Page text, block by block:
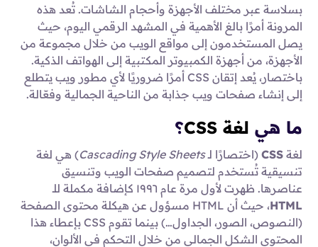
بسلاسة عبر مختلف الأجهزة وأحجام الشاشات. تُعد هذه
المرونة أمرًا بالغ الأهمية في المشهد الرقمي اليوم، حيث
يصل المستخدمون إلى مواقع الويب من خلال مجموعة من
الأجهزة، من أجهزة الكمبيوتر المكتبية إلى الهواتف الذكية.
باختصار، يُعد إتقان CSS أمرًا ضروريًا لأي مطور ويب يتطلع
إلى إنشاء صفحات ويب جذابة من الناحية الجمالية وفعّالة.
ما هي لغة CSS ؟
لغةCSS (اختصارًا لـCascading Style Sheets) هي لغة
تنسيقية تُستخدم لتصميم صفحات الويب وتنسيق
عناصرها. ظهرت لأول مرة عام ١٩٩٦ كإضافة مكملة للـ
HTML
، حيث أن HTML مسؤول عن هيكلة محتوى الصفحة
(النصوص، الصور، الجداول…) بينما تقوم CSS بإعطاء هذا
المحتوى الشكل الجمالي من خلال التحكم في الألوان،